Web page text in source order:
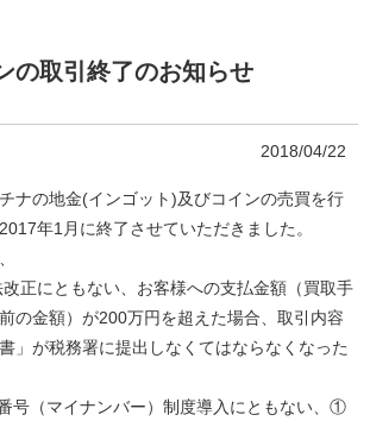
の取引終了のお知らせ
2018/04/22
ナの地金(インゴット)及びコインの売買を行
年1月に終了させていただきました。
正にともない、お客様への支払金額（買取手
の金額）が200万円を超えた場合、取引内容
」が税務署に提出しなくてはならなくなった
号（マイナンバー）制度導入にともない、①